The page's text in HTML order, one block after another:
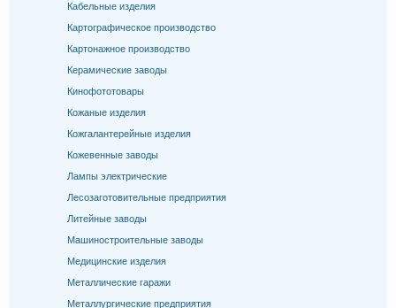
Кабельные изделия
Картографическое производство
Картонажное производство
Керамические заводы
Кинофототовары
Кожаные изделия
Кожгалантерейные изделия
Кожевенные заводы
Лампы электрические
Лесозаготовительные предприятия
Литейные заводы
Машиностроительные заводы
Медицинские изделия
Металлические гаражи
Металлургические предприятия